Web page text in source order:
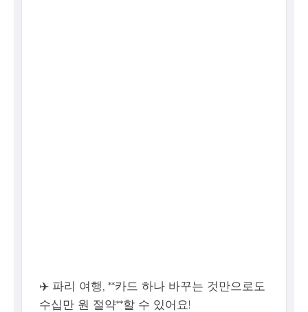
✈️ 파리 여행, **카드 하나 바꾸는 것만으로도
수십만 원 절약**할 수 있어요!